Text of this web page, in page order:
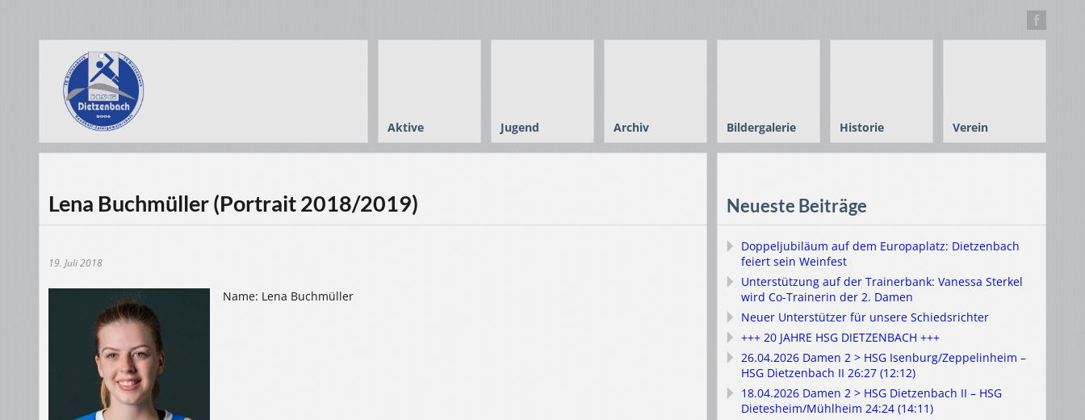
Aktive Jugend Archiv Bildergalerie Historie Verein
Lena Buchmüller (Portrait 2018/2019)
19. Juli 2018
Name: Lena Buchmüller
Neueste Beiträge
Doppeljubiläum auf dem Europaplatz: Dietzenbach
feiert sein Weinfest
Unterstützung auf der Trainerbank: Vanessa Sterkel
wird Co-Trainerin der 2. Damen
Neuer Unterstützer für unsere Schiedsrichter
+++ 20 JAHRE HSG DIETZENBACH +++
26.04.2026 Damen 2 > HSG Isenburg/Zeppelinheim –
HSG Dietzenbach II 26:27 (12:12)
18.04.2026 Damen 2 > HSG Dietzenbach II – HSG
Dietesheim/Mühlheim 24:24 (14:11)